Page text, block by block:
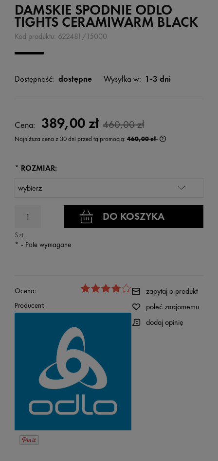
DAMSKIE SPODNIE ODLO
TIGHTS CERAMIWARM BLACK
Kod produktu: 622481/15000
Dostępność: dostępne Wysyłka w: 1-3 dni
Cena: 389,00 zł 460,00 zł
Najniższa cena z 30 dni przed tą promocją: 460,00 zł
* ROZMIAR:
Szt.
DO KOSZYKA
* - Pole wymagane
Ocena:
Producent:
zapytaj o produkt
poleć znajomemu
dodaj opinię